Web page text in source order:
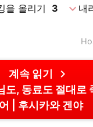
을 올리기 3 expand_more내
계속 읽기 chevron_right
도, 동료도 절대로
어
후시카와 겐야